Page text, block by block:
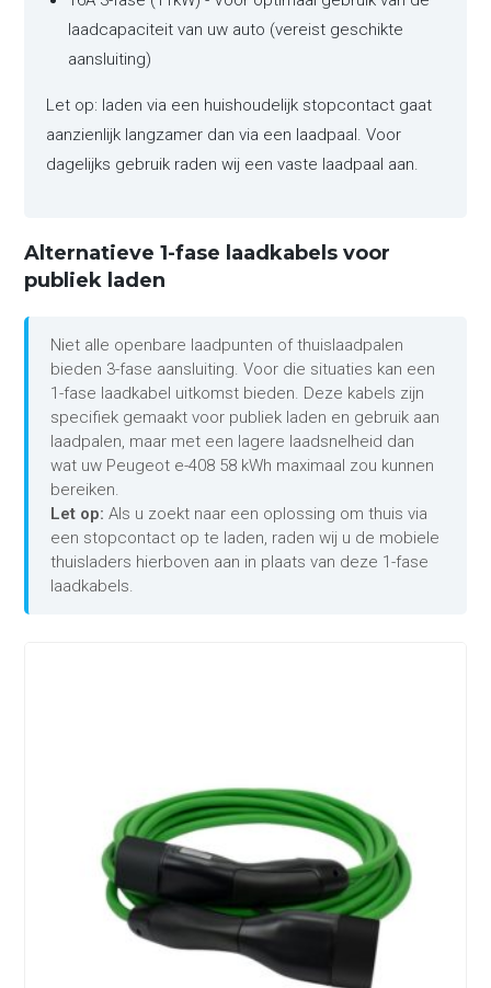
laadcapaciteit van uw auto (vereist geschikte
aansluiting)
Let op: laden via een huishoudelijk stopcontact gaat
aanzienlijk langzamer dan via een laadpaal. Voor
dagelijks gebruik raden wij een vaste laadpaal aan.
Alternatieve 1-fase laadkabels voor
publiek laden
Niet alle openbare laadpunten of thuislaadpalen
bieden 3-fase aansluiting. Voor die situaties kan een
1-fase laadkabel uitkomst bieden. Deze kabels zijn
specifiek gemaakt voor publiek laden en gebruik aan
laadpalen, maar met een lagere laadsnelheid dan
wat uw Peugeot e-408 58 kWh maximaal zou kunnen
bereiken.
Let op: Als u zoekt naar een oplossing om thuis via
een stopcontact op te laden, raden wij u de mobiele
thuisladers hierboven aan in plaats van deze 1-fase
laadkabels.